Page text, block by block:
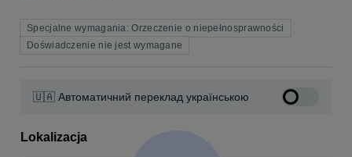
Specjalne wymagania: Orzeczenie o niepełnosprawności
Doświadczenie nie jest wymagane
🇺🇦 Автоматичний переклад українською
Lokalizacja